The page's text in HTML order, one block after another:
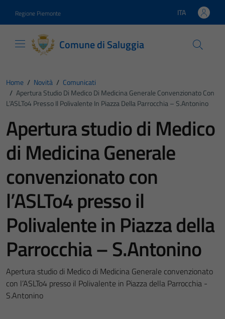
Regione Piemonte Lingua attiva:
ITA
Comune di Saluggia
Home / Novità / Comunicati
/ Apertura Studio Di Medico Di Medicina Generale Convenzionato Con
L’ASLTo4 Presso Il Polivalente In Piazza Della Parrocchia – S.Antonino
Apertura studio di Medico
di Medicina Generale
convenzionato con
l’ASLTo4 presso il
Polivalente in Piazza della
Parrocchia – S.Antonino
Apertura studio di Medico di Medicina Generale convenzionato
con l’ASLTo4 presso il Polivalente in Piazza della Parrocchia -
S.Antonino